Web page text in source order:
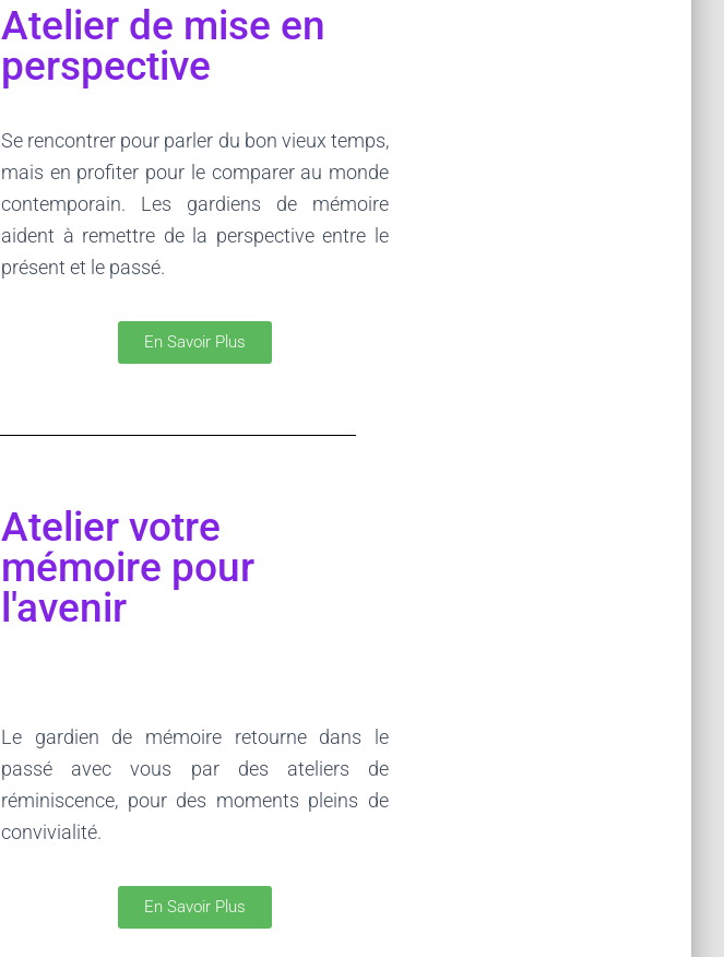
Atelier de mise en
perspective
Se rencontrer pour parler du bon vieux temps,
mais en profiter pour le comparer au monde
contemporain. Les gardiens de mémoire
aident à remettre de la perspective entre le
présent et le passé.
En Savoir Plus
Atelier votre
mémoire pour
l'avenir
Le gardien de mémoire retourne dans le
passé avec vous par des ateliers de
réminiscence, pour des moments pleins de
convivialité.
En Savoir Plus